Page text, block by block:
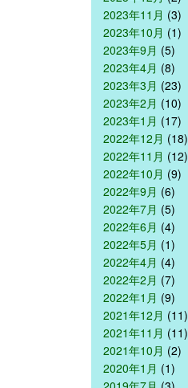
2023年11月 (3)
2023年10月 (1)
2023年9月 (5)
2023年4月 (8)
2023年3月 (23)
2023年2月 (10)
2023年1月 (17)
2022年12月 (18)
2022年11月 (12)
2022年10月 (9)
2022年9月 (6)
2022年7月 (5)
2022年6月 (4)
2022年5月 (1)
2022年4月 (4)
2022年2月 (7)
2022年1月 (9)
2021年12月 (11)
2021年11月 (11)
2021年10月 (2)
2020年1月 (1)